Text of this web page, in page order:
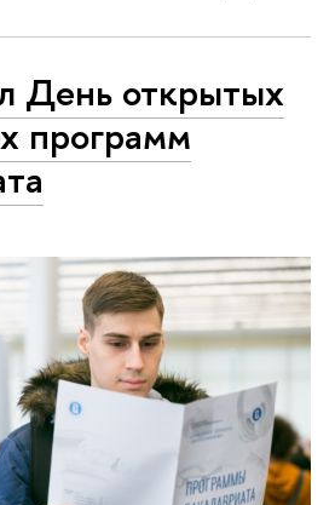
День открытых
программ